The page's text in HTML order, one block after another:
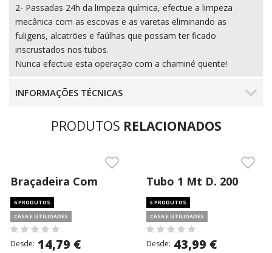
2- Passadas 24h da limpeza química, efectue a limpeza
mecânica com as escovas e as varetas eliminando as
fuligens, alcatrões e faúlhas que possam ter ficado
inscrustados nos tubos.
Nunca efectue esta operação com a chaminé quente!
INFORMAÇÕES TÉCNICAS
PRODUTOS RELACIONADOS
Braçadeira Com
Espigão D. 150
(vminox 304 1.5)
6 PRODUTOS
CASA E UTILIDADES
Desde: 14,79 €
Tubo 1 Mt D. 200
(vminox 304 05)
5 PRODUTOS
CASA E UTILIDADES
Desde: 43,99 €